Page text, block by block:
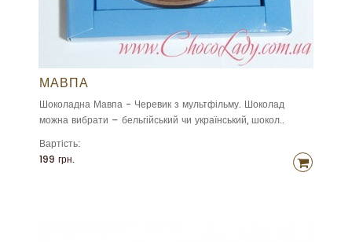
МАВПА
Шоколадна Мавпа - Черевик з мультфільму. Шоколад
можна вибрати – бельгійський чи український, шокол..
Вартість:
199 грн.